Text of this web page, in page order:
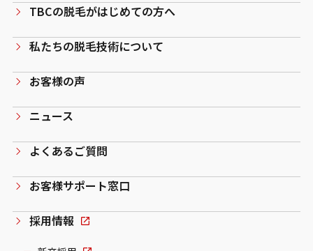
TBCの脱毛がはじめての方へ
私たちの脱毛技術について
お客様の声
ニュース
よくあるご質問
お客様サポート窓口
採用情報